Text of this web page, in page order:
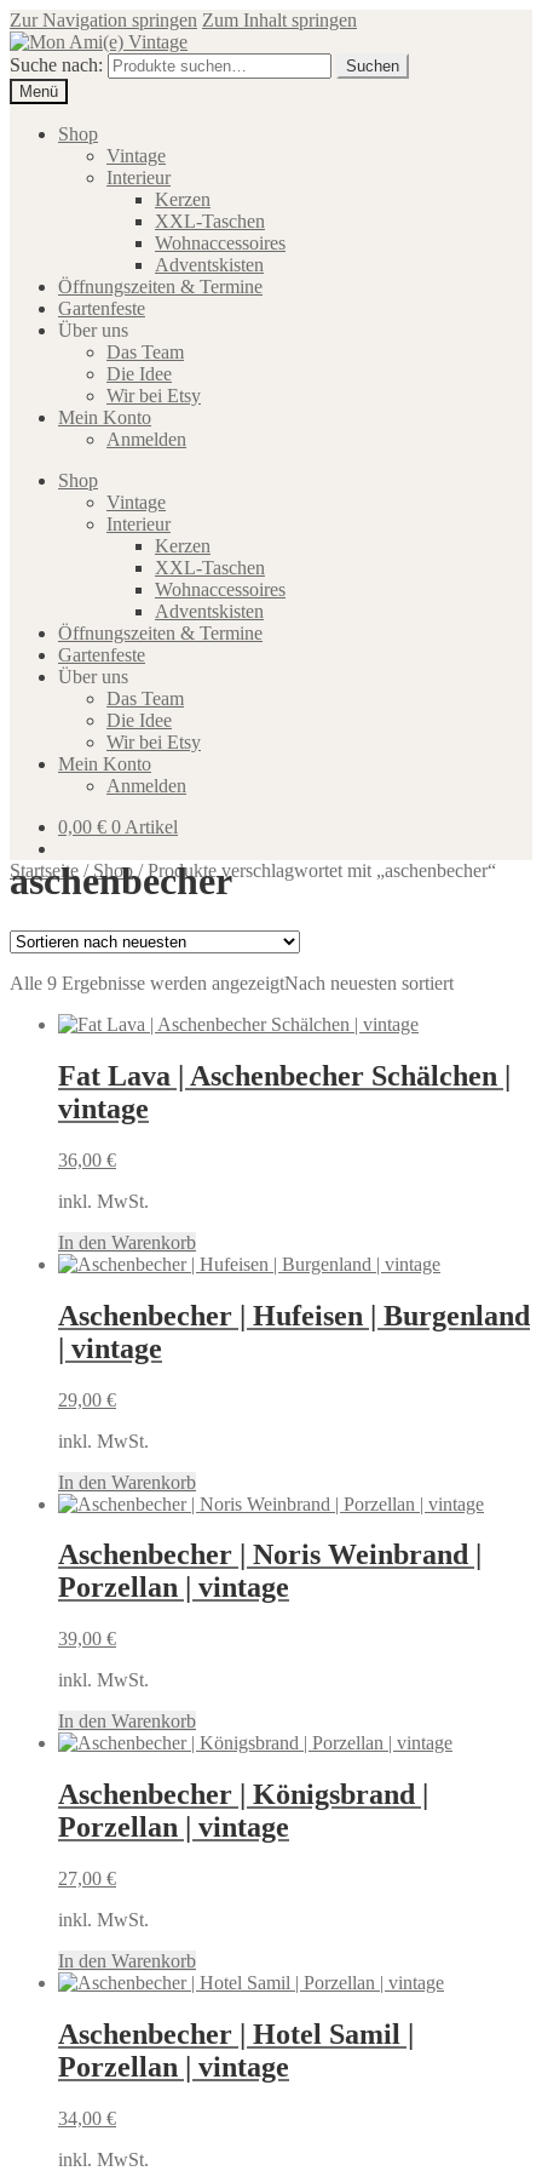
Zur Navigation springen Zum Inhalt springen
Suche nach:
Suchen
Menü
Shop
Vintage
Interieur
Kerzen
XXL-Taschen
Wohnaccessoires
Adventskisten
Öffnungszeiten & Termine
Gartenfeste
Über uns
Das Team
Die Idee
Wir bei Etsy
Mein Konto
Anmelden
Shop
Vintage
Interieur
Kerzen
XXL-Taschen
Wohnaccessoires
Adventskisten
Öffnungszeiten & Termine
Gartenfeste
Über uns
Das Team
Die Idee
Wir bei Etsy
Mein Konto
Anmelden
0,00 € 0 Artikel
Startseite / Shop /Produkte verschlagwortet mit „aschenbecher“
aschenbecher
Alle 9 Ergebnisse werden angezeigtNach neuesten sortiert
Fat Lava | Aschenbecher Schälchen |
vintage
36,00 €
inkl. MwSt.
In den Warenkorb
Aschenbecher | Hufeisen | Burgenland
| vintage
29,00 €
inkl. MwSt.
In den Warenkorb
Aschenbecher | Noris Weinbrand |
Porzellan | vintage
39,00 €
inkl. MwSt.
In den Warenkorb
Aschenbecher | Königsbrand |
Porzellan | vintage
27,00 €
inkl. MwSt.
In den Warenkorb
Aschenbecher | Hotel Samil |
Porzellan | vintage
34,00 €
inkl. MwSt.